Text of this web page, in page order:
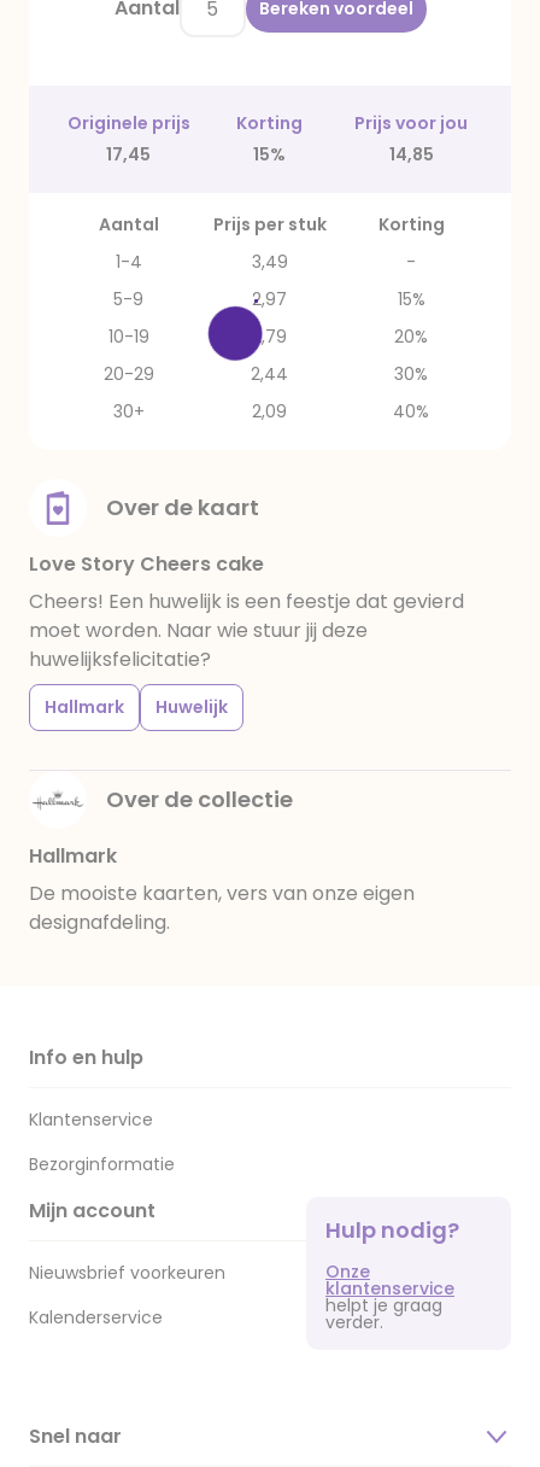
Aantal Bereken voordeel
Originele prijs Korting
Prijs voor jou
17,45
15% 14,85
Aantal Prijs per stuk
Korting
1-4
3,49
-
5-9
2,97
15%
10-19
2,79
20%
20-29
2,44
30%
30+
2,09 40%
Over de kaart
Love Story Cheers cake
Cheers! Een huwelijk is een feestje dat gevierd
moet worden. Naar wie stuur jij deze
huwelijksfelicitatie?
Hallmark Huwelijk
Over de collectie
Hallmark
De mooiste kaarten, vers van onze eigen
designafdeling.
Info en hulp
Klantenservice
Bezorginformatie
Mijn account
Nieuwsbrief voorkeuren
Kalenderservice
Hulp nodig?
Onze
klantenservice
helpt je graag
verder.
Snel naar